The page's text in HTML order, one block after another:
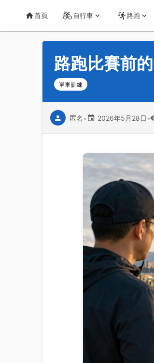
CT Yeh 公路車基地
首頁 自行車 路跑
運動知識 詳情
路跑比賽前
單車訓練
匿名 • 2026年5月28日 •